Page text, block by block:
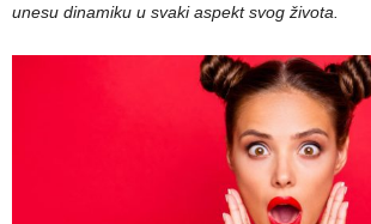
unesu dinamiku u svaki aspekt svog života.